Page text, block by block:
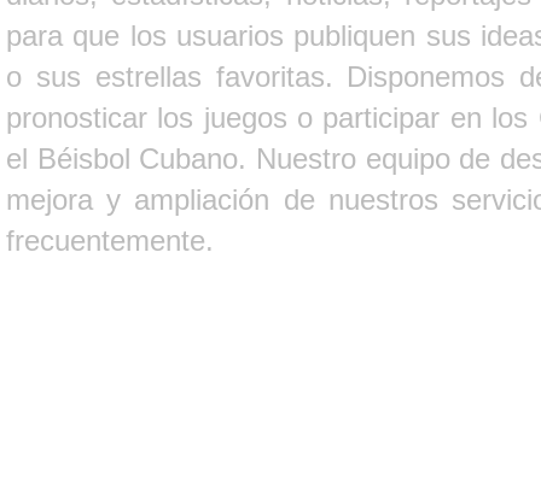
para que los usuarios publiquen sus
o sus estrellas favoritas. Disponemos
pronosticar los juegos o participar en
el Béisbol Cubano. Nuestro equipo de
mejora y ampliación de nuestros
frecuentemente.